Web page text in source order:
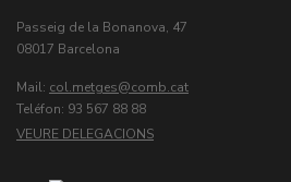
Passeig de la Bonanova, 47
08017 Barcelona
Mail: col.metges
Teléfon: 93 567 88 88
VEURE DELEGACIONS